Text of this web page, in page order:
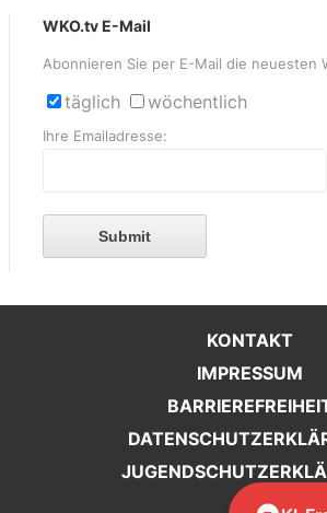
WKO.tv E-Mail
Abonnieren Sie per E-Mail die neuesten
täglich wöchentlich
Ihre Emailadresse:
Submit
KONTAKT
IMPRESSUM